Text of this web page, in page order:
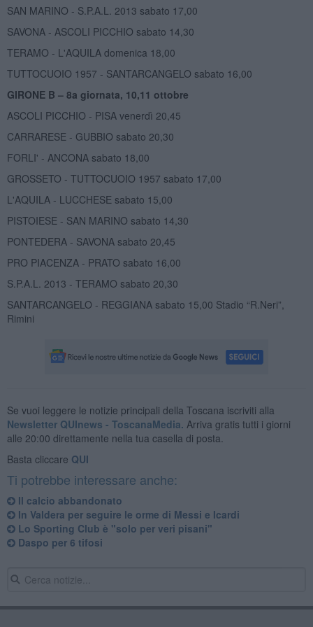
SAN MARINO - S.P.A.L. 2013 sabato 17,00
SAVONA - ASCOLI PICCHIO sabato 14,30
TERAMO - L'AQUILA domenica 18,00
TUTTOCUOIO 1957 - SANTARCANGELO sabato 16,00
GIRONE B – 8a giornata, 10,11 ottobre
ASCOLI PICCHIO - PISA venerdì 20,45
CARRARESE - GUBBIO sabato 20,30
FORLI' - ANCONA sabato 18,00
GROSSETO - TUTTOCUOIO 1957 sabato 17,00
L'AQUILA - LUCCHESE sabato 15,00
PISTOIESE - SAN MARINO sabato 14,30
PONTEDERA - SAVONA sabato 20,45
PRO PIACENZA - PRATO sabato 16,00
S.P.A.L. 2013 - TERAMO sabato 20,30
SANTARCANGELO - REGGIANA sabato 15,00 Stadio “R.Neri”,
Rimini
Se vuoi leggere le notizie principali della Toscana iscriviti alla
Newsletter QUInews - ToscanaMedia. Arriva gratis tutti i giorni
alle 20:00 direttamente nella tua casella di posta.
Basta cliccare QUI
Ti potrebbe interessare anche:
Il calcio abbandonato
In Valdera per seguire le orme di Messi e Icardi
Lo Sporting Club è "solo per veri pisani"
Daspo per 6 tifosi